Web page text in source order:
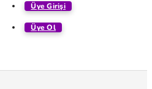
Üye Girişi
Üye Ol